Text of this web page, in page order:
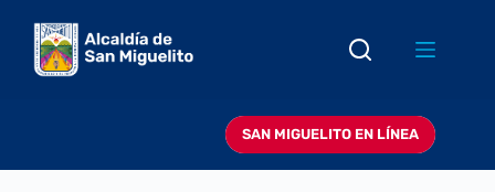
contenido
SAN MIGUELITO EN LÍNEA